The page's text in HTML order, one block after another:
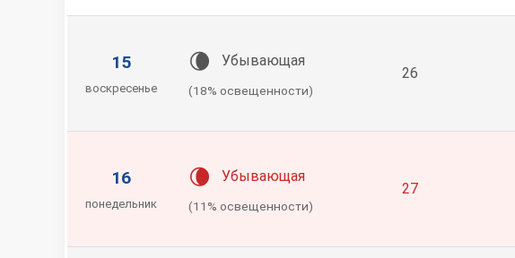
15
воскресенье
🌘 Убывающая
(18% освещенности)
26
16
понедельник
🌘 Убывающая
(11% освещенности)
27